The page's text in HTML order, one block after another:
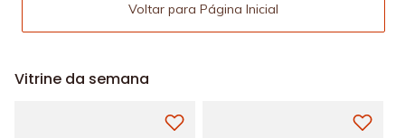
Voltar para Página Inicial
Vitrine da semana